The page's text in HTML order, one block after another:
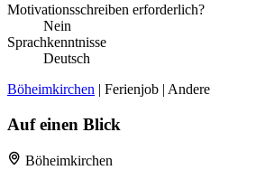
Motivationsschreiben erforderlich?
Nein
Sprachkenntnisse
Deutsch
Böheimkirchen | Ferienjob | Andere
Auf einen Blick
Böheimkirchen